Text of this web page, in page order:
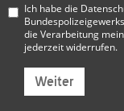
Ich habe die
die Verarbeitung
jederzeit widerrufen.
Weiter